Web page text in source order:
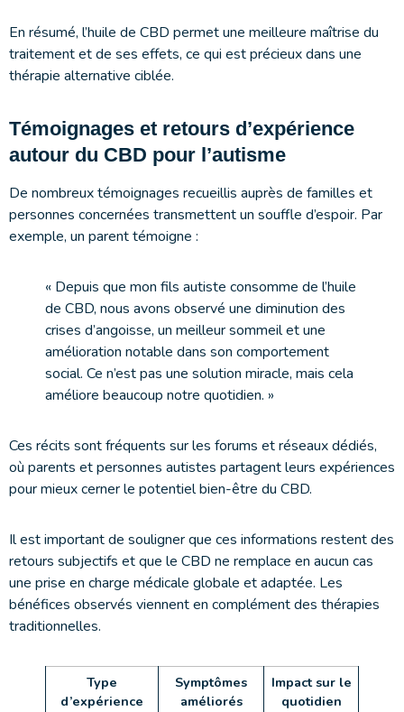
En résumé, l’huile de CBD permet une meilleure maîtrise du
traitement et de ses effets, ce qui est précieux dans une
thérapie alternative ciblée.
Témoignages et retours d’expérience
autour du CBD pour l’autisme
De nombreux témoignages recueillis auprès de familles et
personnes concernées transmettent un souffle d’espoir. Par
exemple, un parent témoigne :
« Depuis que mon fils autiste consomme de l’huile
de CBD, nous avons observé une diminution des
crises d’angoisse, un meilleur sommeil et une
amélioration notable dans son comportement
social. Ce n’est pas une solution miracle, mais cela
améliore beaucoup notre quotidien. »
Ces récits sont fréquents sur les forums et réseaux dédiés,
où parents et personnes autistes partagent leurs expériences
pour mieux cerner le potentiel bien-être du CBD.
Il est important de souligner que ces informations restent des
retours subjectifs et que le CBD ne remplace en aucun cas
une prise en charge médicale globale et adaptée. Les
bénéfices observés viennent en complément des thérapies
traditionnelles.
Type
d’expérience
Symptômes
améliorés
Impact sur le
quotidien